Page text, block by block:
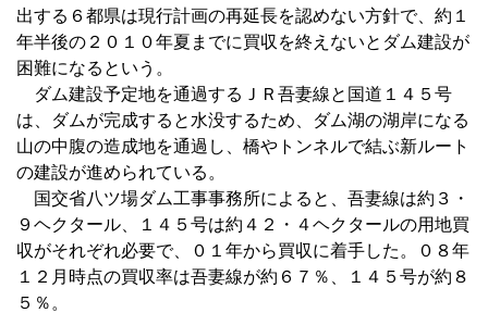
出する６都県は現行計画の再延長を認めない方針で、約１
年半後の２０１０年夏までに買収を終えないとダム建設が
困難になるという。
ダム建設予定地を通過するＪＲ吾妻線と国道１４５号
は、ダムが完成すると水没するため、ダム湖の湖岸になる
山の中腹の造成地を通過し、橋やトンネルで結ぶ新ルート
の建設が進められている。
国交省八ツ場ダム工事事務所によると、吾妻線は約３・
９ヘクタール、１４５号は約４２・４ヘクタールの用地買
収がそれぞれ必要で、０１年から買収に着手した。０８年
１２月時点の買収率は吾妻線が約６７％、１４５号が約８
５％。